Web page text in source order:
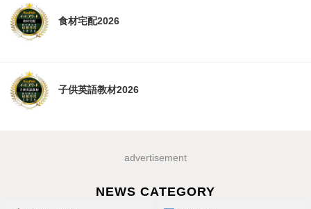
食材宅配2026
子供英語教材2026
advertisement
NEWS CATEGORY